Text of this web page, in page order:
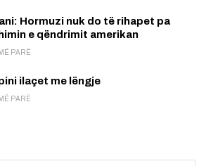
Hormuzi nuk do të rihapet pa
e qëndrimit amerikan
PARË
ilaçet me lëngje
PARË